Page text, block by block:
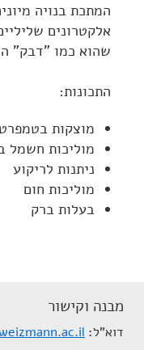
המתכת בנויה
אלקטרונים
שהוא כמו "דבק"
התכונות:
מוצקות
מוליכות חשמל
ניתנות לריקוע
מוליכות חום
בעלות ברק
מבנה וקישור
דוא"ל